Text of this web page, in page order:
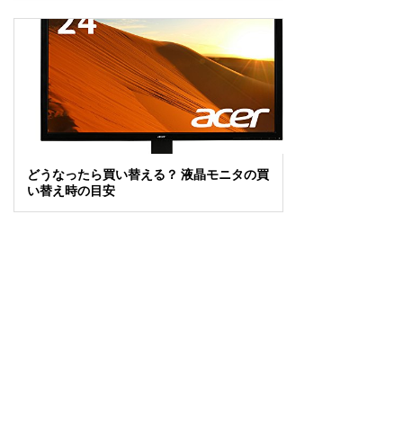
どうなったら買い替える？ 液晶モニタの買
い替え時の目安